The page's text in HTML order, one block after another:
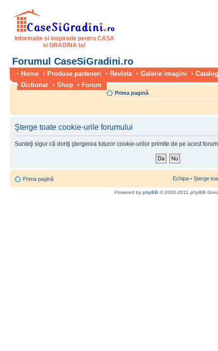
Informatie si inspiratie pentru CASA
si GRADINA ta!
Forumul CaseSiGradini.ro
Home Produse parteneri Revista Galerie imagini
Dictionar
Shop Forum
Prima pagină
Şterge toate cookie-urile forumului
Sunteţi sigur că doriţi ştergerea tuturor cookie-urilor primite de pe acest
Prima pagină Echipa • Şterge
Powered by phpBB © 2000-2011 phpBB